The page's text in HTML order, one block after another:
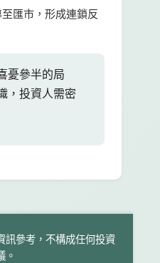
匯市，形成連鎖反
憂參半的局
，投資人需密
訊參考，不構成任何投資
。